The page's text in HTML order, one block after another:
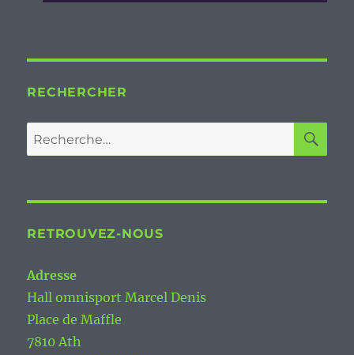
RECHERCHER
Recherche
pour :
RETROUVEZ-NOUS
Adresse
Hall omnisport Marcel Denis
Place de Maffle
7810 Ath